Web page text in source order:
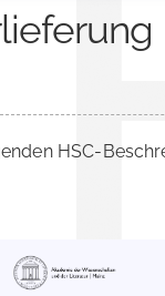
HSC-